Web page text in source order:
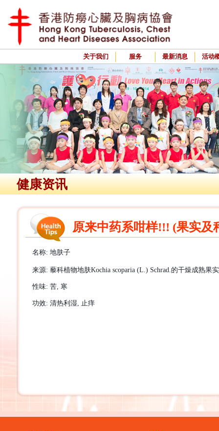
关于我们 服务 最新消息 活动
健康资讯
原来中药系咁样!!! (果实及
名称: 地肤子
来源: 藜科植物地肤Kochia scoparia (L.) Schrad.的干燥成熟果实
性味: 苦, 寒
功效: 清热利湿, 止痒